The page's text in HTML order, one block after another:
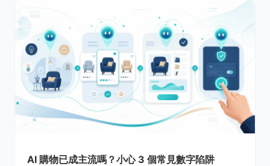
AI 購物已成主流嗎？小心 3 個常見數字陷阱